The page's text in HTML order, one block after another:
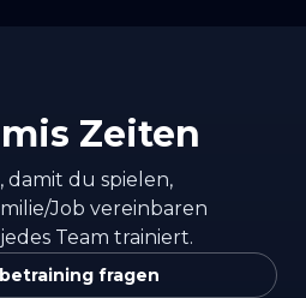
Zeiten
damit du spielen,
Job vereinbaren
Team trainiert.
fragen